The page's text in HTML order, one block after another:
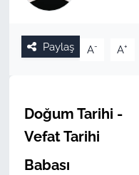
Paylaş A- A+
Doğum Tarihi -
Vefat Tarihi
Babası
Spor
Resmi İlanlar
Tüm Manşetler
Son Dakika